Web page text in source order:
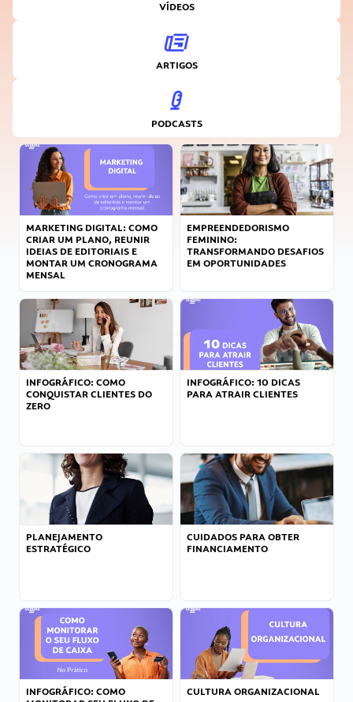
VÍDEOS
ARTIGOS
PODCASTS
MARKETING DIGITAL: COMO
CRIAR UM PLANO, REUNIR
IDEIAS DE EDITORIAIS E
MONTAR UM CRONOGRAMA
MENSAL
EMPREENDEDORISMO
FEMININO:
TRANSFORMANDO DESAFIOS
EM OPORTUNIDADES
INFOGRÁFICO: COMO
CONQUISTAR CLIENTES DO
ZERO
INFOGRÁFICO: 10 DICAS
PARA ATRAIR CLIENTES
PLANEJAMENTO
ESTRATÉGICO
CUIDADOS PARA OBTER
FINANCIAMENTO
INFOGRÁFICO: COMO
CULTURA ORGANIZACIONAL